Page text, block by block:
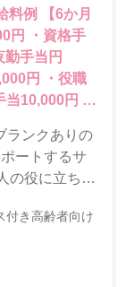
円 ・資格手
勤手当円
円 ・役職
円超 ・役職手
円/1子 夏
、春秋2か月
ランクありの
ートするサ
の役に立ちた
組めます。大
場所です!
付き高齢者向け